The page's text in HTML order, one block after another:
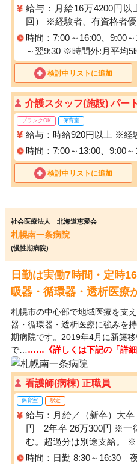
給与：月給16万4200円
回） ※経験者、有資格者
時間：7:00～16:00、9:00
～翌9:30 ※時間外:月平均5
検討中リストに追加
介護スタッフ(施設) パート
ブランクOK 保育室
給与：時給920円以上 ※経
時間：7:00～13:00、9:00
検討中リストに追加
社会医療法人 北海道恵愛会
札幌南一条病院
(慢性期病院)
日勤は実働7時間・定時
吸器・循環器・透析医療
札幌市の中心部で地域医療を支
器・循環器・透析医療に強みを
期病院です。2019年4月に新築
で… ……《詳しくは下記の「詳細
看護師(病棟) 正職員
保育室 駅近
給与：月給／（新卒）大
円 2年卒 26万300円 ※一
む。超過分は別途支給。
時間：日勤 8:30～16:30